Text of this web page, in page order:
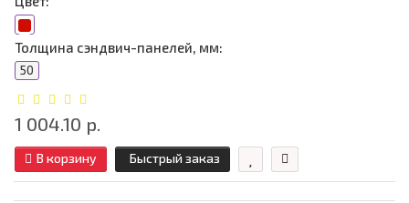
Толщина сэндвич-панелей, мм:
50
1 004.10 р.
В корзину Быстрый заказ